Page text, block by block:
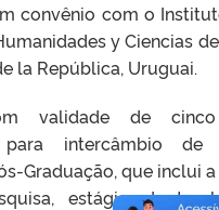
convênio com o
y Ciencias
la República, Uruguai.
validade de
para intercâmbio
Graduação, que inclui
estágio